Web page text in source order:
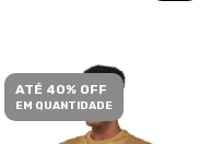
ATÉ 40% OFF
EM QUANTIDADE